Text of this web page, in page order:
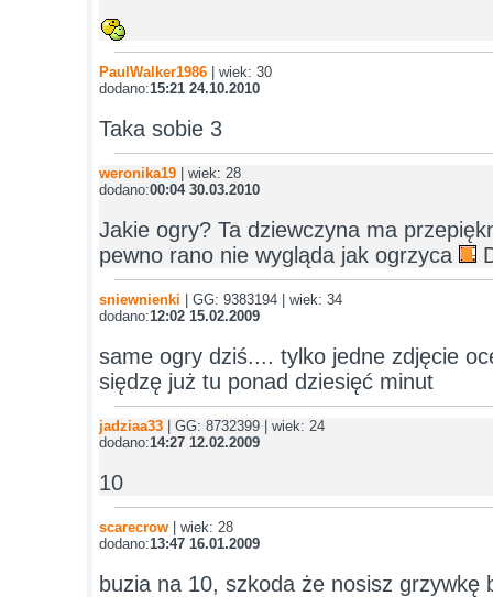
PaulWalker1986 | wiek: 30
dodano:15:21 24.10.2010
Taka sobie 3
weronika19 | wiek: 28
dodano:00:04 30.03.2010
Jakie ogry? Ta dziewczyna ma
pewno rano nie wygląda jak ogrzyca
sniewnienki | GG: 9383194 | wiek: 34
dodano:12:02 15.02.2009
same ogry dziś.... tylko jedne zdjęcie
siędzę już tu ponad dziesięć minut
jadziaa33 | GG: 8732399 | wiek: 24
dodano:14:27 12.02.2009
10
scarecrow | wiek: 28
dodano:13:47 16.01.2009
buzia na 10, szkoda że nosisz grzywkę